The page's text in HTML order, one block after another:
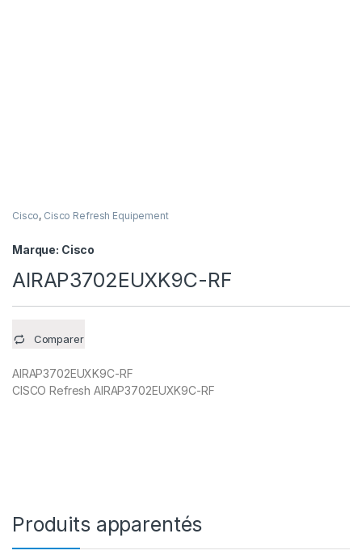
Cisco, Cisco Refresh Equipement
Marque: Cisco
AIRAP3702EUXK9C-RF
Comparer
AIRAP3702EUXK9C-RF
CISCO Refresh AIRAP3702EUXK9C-RF
Produits apparentés